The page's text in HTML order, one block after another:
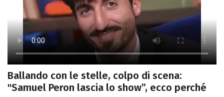
Ballando con le stelle, colpo di scena:
"Samuel Peron lascia lo show”, ecco perché